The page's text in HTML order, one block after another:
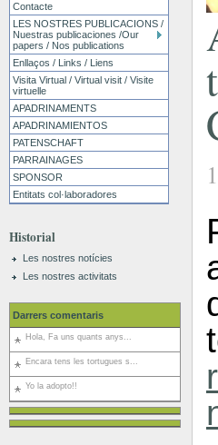
Contacte
LES NOSTRES PUBLICACIONS /
Nuestras publicaciones /Our
papers / Nos publications
Enllaços / Links / Liens
Visita Virtual / Virtual visit / Visite
virtuelle
APADRINAMENTS
APADRINAMIENTOS
PATENSCHAFT
PARRAINAGES
SPONSOR
Entitats col·laboradores
Historial
Les nostres notícies
Les nostres activitats
Darrers comentaris
Hola, Fa uns quants anys...
Encara tens les tortugues s...
Yo la adopto!!